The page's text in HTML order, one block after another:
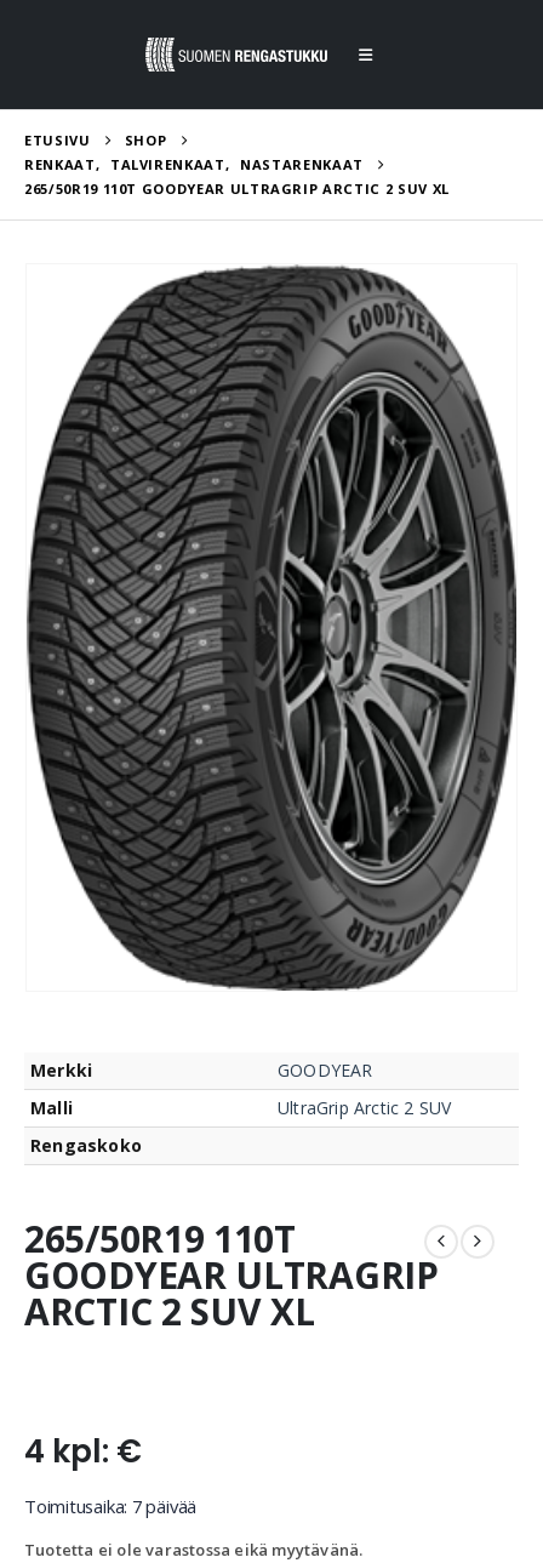
ETUSIVU
SHOP
RENKAAT, TALVIRENKAAT,
NASTARENKAAT
265/50R19 110T GOODYEAR ULTRAGRIP ARCTIC 2 SUV XL
Merkki
GOODYEAR
Malli
UltraGrip Arctic 2 SUV
Rengaskoko
265/50R19 110T
GOODYEAR ULTRAGRIP
ARCTIC 2 SUV XL
4 kpl: €
Toimitusaika: 7 päivää
Tuotetta ei ole varastossa eikä myytävänä.